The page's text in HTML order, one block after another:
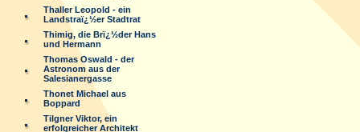
Thaller Leopold - ein
Landstraï¿½er Stadtrat
Thimig, die Brï¿½der Hans
und Hermann
Thomas Oswald - der
Astronom aus der
Salesianergasse
Thonet Michael aus
Boppard
Tilgner Viktor, ein
erfolgreicher Architekt